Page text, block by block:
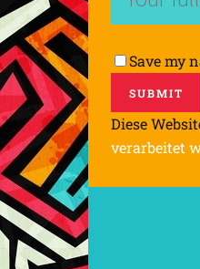
Save my
Diese
verarbeitet